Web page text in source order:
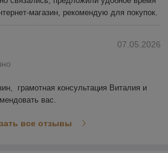
магазин, рекомендую для покупок.
07.05.2026
грамотная консультация Виталия и
вас.
все отзывы